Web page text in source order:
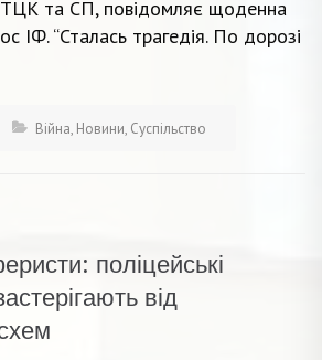
та СП, повідомляє щоденна
ІФ. “Сталась трагедія. По дорозі
Війна, Новини, Суспільство
поліцейські
від